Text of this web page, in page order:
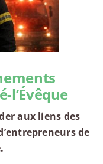
l’Évêque
aux liens des
de